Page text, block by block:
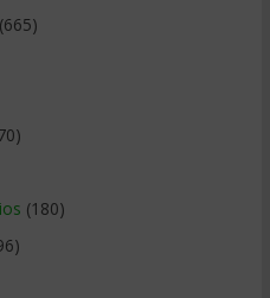
(665)
(180)